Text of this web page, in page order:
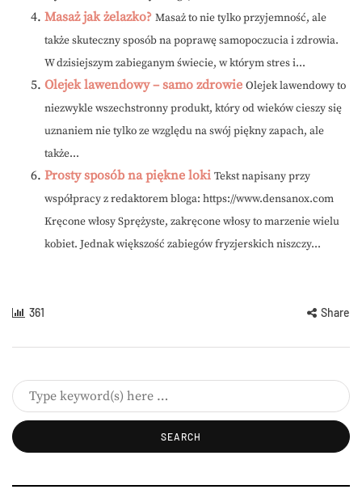
Masaż jak żelazko? Masaż to nie tylko przyjemność, ale
także skuteczny sposób na poprawę samopoczucia i zdrowia.
W dzisiejszym zabieganym świecie, w którym stres i...
Olejek lawendowy – samo zdrowie Olejek lawendowy to
niezwykle wszechstronny produkt, który od wieków cieszy się
uznaniem nie tylko ze względu na swój piękny zapach, ale
także...
Prosty sposób na piękne loki Tekst napisany przy
współpracy z redaktorem bloga: https://www.densanox.com
Kręcone włosy Sprężyste, zakręcone włosy to marzenie wielu
kobiet. Jednak większość zabiegów fryzjerskich niszczy...
361 Share